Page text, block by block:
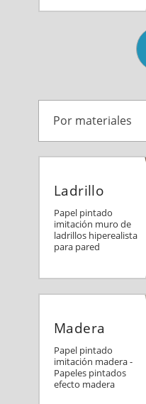
Por materiales
Ladrillo
Papel pintado
imitación muro de
ladrillos hiperealista
para pared
Madera
Papel pintado
imitación madera -
Papeles pintados
efecto madera